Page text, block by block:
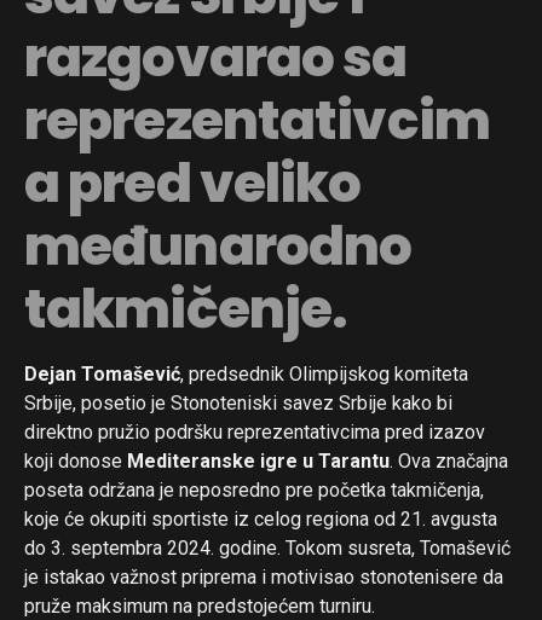
razgovarao sa
reprezentativcim
a pred veliko
međunarodno
takmičenje.
Dejan Tomašević, predsednik Olimpijskog komiteta
Srbije, posetio je Stonoteniski savez Srbije kako bi
direktno pružio podršku reprezentativcima pred izazov
koji donose Mediteranske igre u Tarantu. Ova značajna
poseta održana je neposredno pre početka takmičenja,
koje će okupiti sportiste iz celog regiona od 21. avgusta
do 3. septembra 2024. godine. Tokom susreta, Tomašević
je istakao važnost priprema i motivisao stonotenisere da
pruže maksimum na predstojećem turniru.